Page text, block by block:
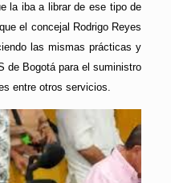
la iba a librar de ese tipo de
el concejal Rodrigo Reyes
las mismas prácticas y
de Bogotá para el suministro
entre otros servicios.